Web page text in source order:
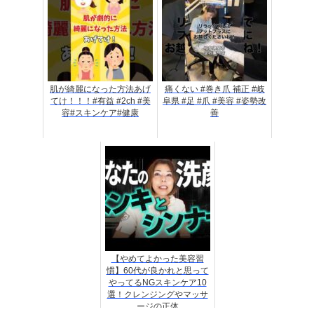
肌が綺麗になった方法あげ
てけ！！！#有益 #2ch #美
容#スキンケア#健康
痛くない #巻き爪 補正 #岐
阜県 #足 #爪 #美容 #姿勢改
善
【やめてよかった美容習
慣】60代が良かれと思って
やってるNGスキンケア10
選！クレンジングやマッサ
ージの正体